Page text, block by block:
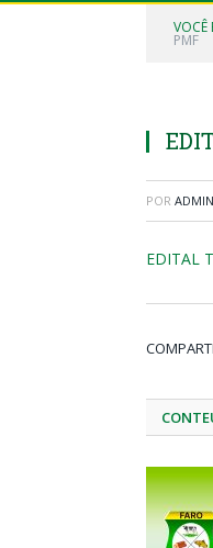
VOCÊ
PMF
POR
EDITAL